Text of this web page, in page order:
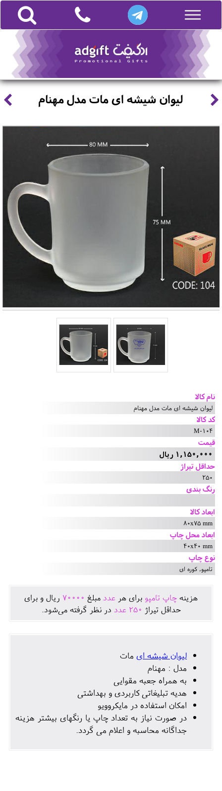
لیوان شیشه ای مات مدل مهنام
نام کالا
لیوان شیشه ای مات مدل مهنام
کد کالا
M-104
قیمت
1,150,000 ریال
حداقل تیراژ
250
رنگ بندی
ابعاد کالا
80x75 mm
ابعاد محل چاپ
40x40 mm
نوع چاپ
تامپو, کوره ای
هزينه چاپ تامپو برای هر عدد مبلغ 70000 ريال و برای
حداقل تيراژ 250 عدد در نظر گرفته می‌شود.
لیوان شیشه ایمات
مدل : مهنام
به همراه جعبه مقوایی
هدیه تبلیغاتی کاربردی و بهداشتی
امکان استفاده در مایکروویو
در صورت نیاز به تعداد چاپ یا رنگهای بیشتر هزینه
جداگانه محاسبه و اعلام می گردد.